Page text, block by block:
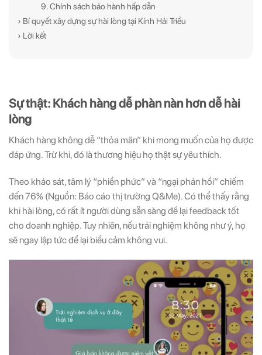
9. Chính sách bảo hành hấp dẫn
› Bí quyết xây dựng sự hài lòng tại Kính Hải Triều
› Lời kết
Sự thật: Khách hàng dễ phàn nàn hơn dễ hài
lòng
Khách hàng không dễ “thỏa mãn” khi mong muốn của họ được
đáp ứng. Trừ khi, đó là thương hiệu họ thật sự yêu thích.
Theo khảo sát, tâm lý “phiền phức” và “ngại phản hồi” chiếm
đến 76% (Nguồn: Báo cáo thị trường Q&Me). Có thể thấy rằng
khi hài lòng, có rất ít người dùng sẵn sàng để lại feedback tốt
cho doanh nghiệp. Tuy nhiên, nếu trải nghiệm không như ý, họ
sẽ ngay lập tức để lại biểu cảm không vui.
ĐĂNG KÝ NGAY ĐỂ NHẬN
Những thông tin hữu ích & ưu đãi đặc biệt dành riêng
cho bạn!
ĐĂNG KÝ
(Vui lòng check thư mục Promotion hoặc Spam nếu bạn không thấy email từ Hải
Triều)
ĐĂNG KÝ NGAY ĐỂ NHẬN
Những thông tin hữu ích và ưu đãi quà tặng dành riêng
cho bạn!
ĐĂNG KÝ
(Vui lòng check thư mục Promotion hoặc Spam nếu bạn không thấy email từ Hải
Triều)